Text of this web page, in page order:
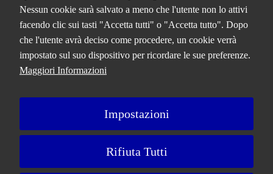
Via Paolo Frajese, 37 – 53100 Siena
tel. +39 0577 327234 - fax +39 0577 329907 -
Capitale Sociale € 90.000,00 i.v.
Iscrizione Registro delle imprese di Siena n. 01273640522, REA n.
A Bureau Veritas Company
Privacy Policy Cookie Policy Ricorsi e Reclami Note Legali
Nessun cookie sarà salvato a meno che l'utente non lo attivi
facendo clic sui tasti "Accetta tutti" o "Accetta tutto". Dopo
che l'utente avrà deciso come procedere, un cookie verrà
impostato sul suo dispositivo per ricordare le sue preferenze.
Maggiori Informazioni
Impostazioni
Rifiuta Tutti